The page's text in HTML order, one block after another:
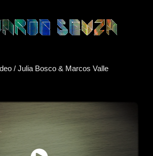
/ Julia Bosco & Marcos Valle